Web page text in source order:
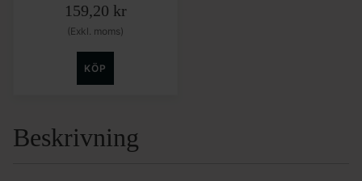
159,20 kr
(Exkl. moms)
KÖP
Beskrivning